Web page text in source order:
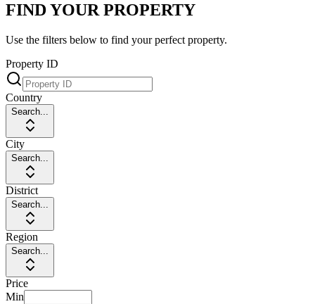
FIND YOUR PROPERTY
Use the filters below to find your perfect property.
Property ID
Country
Search...
City
Search...
District
Search...
Region
Search...
Price
Min